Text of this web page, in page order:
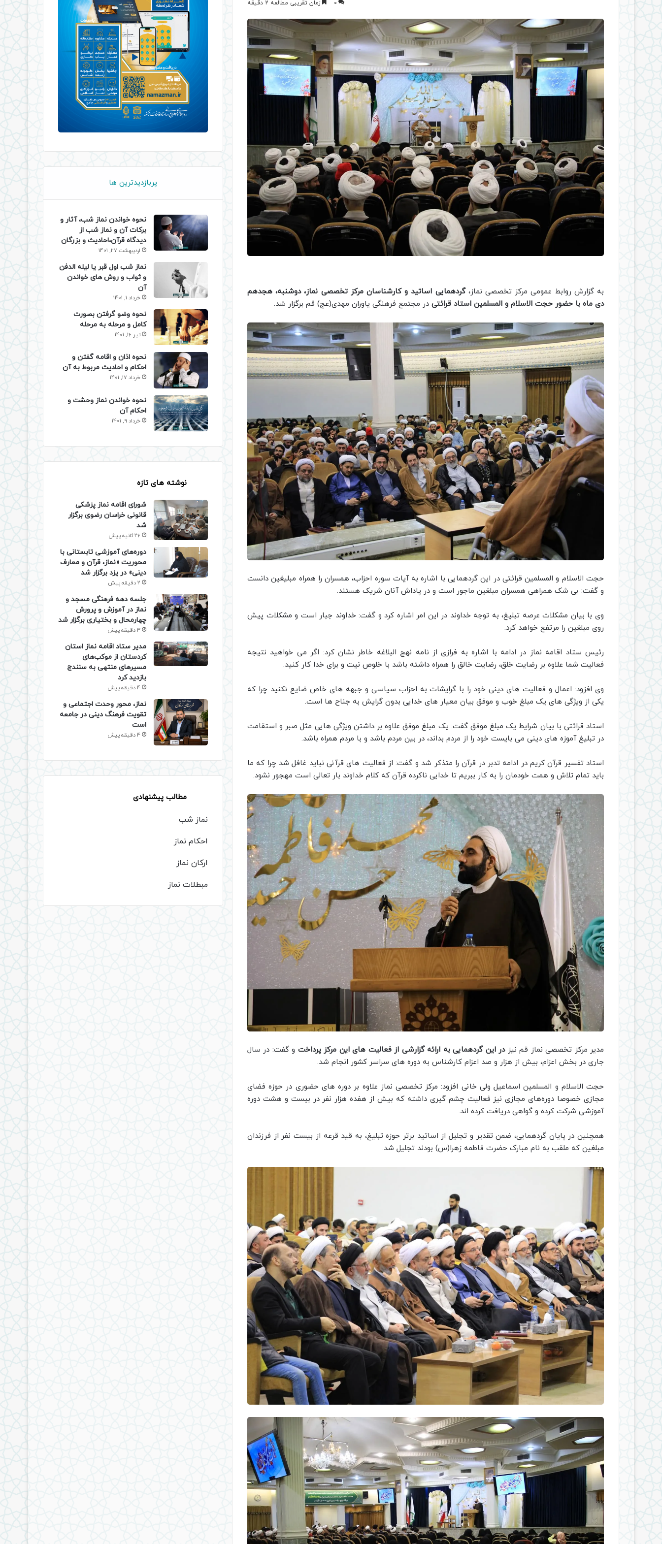
0 زمان تقریبی مطالعه 2 دقیقه
به گزارش روابط عمومی مرکز تخصصی نماز،گردهمایی اساتید و کارشناسان مرکز تخصصی نماز، دوشنبه، هجدهم
دی ماه با حضور حجت الاسلام و المسلمین استاد قرائتی در مجتمع فرهنگی یاوران مهدی(عج) قم برگزار شد.
حجت الاسلام و المسلمین قرائتی در این گردهمایی با اشاره به آیات سوره احزاب، همسران را همراه مبلیغین دانست
و گفت: بی شک همراهی همسران مبلغین ماجور است و در پاداش آنان شریک هستند.
وی با بیان مشکلات عرصه تبلیغ، به توجه خداوند در این امر اشاره کرد و گفت: خداوند جبار است و مشکلات پیش
روی مبلغین را مرتفع خواهد کرد.
رئیس ستاد اقامه نماز در ادامه با اشاره به فرازی از نامه نهج البلاغه خاطر نشان کرد: اگر می خواهید نتیجه
فعالیت شما علاوه بر رضایت خلق، رضایت خالق را همراه داشته باشد با خلوص نیت و برای خدا کار کنید.
وی افزود: اعمال و فعالیت های دینی خود را با گرایشات به احزاب سیاسی و جبهه های خاص ضایع نکنید چرا که
یکی از ویژگی های یک مبلغ خوب و موفق بیان معیار های خدایی بدون گرایش به جناح ها است.
استاد قرائتی با بیان شرایط یک مبلغ موفق گفت: یک مبلغ موفق علاوه بر داشتن ویژگی هایی مثل صبر و استقامت
در تبلیغ آموزه های دینی می بایست خود را از مردم بداند، در بین مردم باشد و با مردم همراه باشد.
استاد تفسیر قرآن کریم در ادامه تدبر در قرآن را متذکر شد و گفت: از فعالیت های قرآنی نباید غافل شد چرا که ما
باید تمام تلاش و همت خودمان را به کار ببریم تا خدایی ناکرده قرآن که کلام خداوند بار تعالی است مهجور نشود.
مدیر مرکز تخصصی نماز قم نیزدر این گردهمایی به ارائه گزارشی از فعالیت های این مرکز پرداخت و گفت: در سال
جاری در بخش اعزام، بیش از هزار و صد اعزام کارشناس به دوره های سراسر کشور انجام شد.
حجت الاسلام و المسلمین اسماعیل ولی خانی افزود: مرکز تخصصی نماز علاوه بر دوره های حضوری در حوزه فضای
مجازی خصوصا دوره‌های مجازی نیز فعالیت چشم گیری داشته که بیش از هفده هزار نفر در بیست و هشت دوره
آموزشی شرکت کرده و گواهی دریافت کرده اند.
همچنین در پایان گردهمایی، ضمن تقدیر و تجلیل از اساتید برتر حوزه تبلیغ، به قید قرعه از بیست نفر از فرزندان
مبلغین که ملقب به نام مبارک حضرت فاطمه زهرا(س) بودند تجلیل شد.
پربازدیدترین ها
نحوه خواندن نماز شب، آثار و
برکات آن و نماز شب از
دیدگاه قرآن،احادیث و بزرگان
اردیبهشت 27, 1401
نماز شب اول قبر یا لیله الدفن
و ثواب و روش های خواندن
آن
خرداد 1, 1401
نحوه وضو گرفتن بصورت
کامل و مرحله به مرحله
تیر 16, 1401
نحوه اذان و اقامه گفتن و
احکام و احادیث مربوط به آن
خرداد 17, 1401
نحوه خواندن نماز وحشت و
احکام آن
خرداد 9, 1401
نوشته های تازه
شورای اقامه نماز پزشکی
قانونی خراسان رضوی برگزار
شد
26 ثانیه پیش
دوره‌های آموزشی تابستانی با
محوریت «نماز، قرآن و معارف
دینی» در یزد برگزار شد
2 دقیقه پیش
جلسه دهه فرهنگی مسجد و
نماز در آموزش و پرورش
چهارمحال و بختیاری برگزار شد
3 دقیقه پیش
مدیر ستاد اقامه نماز استان
کردستان از موکب‌های
مسیرهای منتهی به سنندج
بازدید کرد
4 دقیقه پیش
نماز، محور وحدت اجتماعی و
تقویت فرهنگ دینی در جامعه
است
4 دقیقه پیش
مطالب پیشنهادی
نماز شب
احکام نماز
ارکان نماز
مبطلات نماز